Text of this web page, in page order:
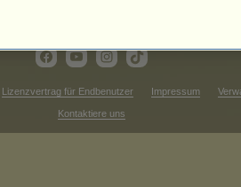
Lizenzvertrag für Endbenutzer Impressum
Kontaktiere uns